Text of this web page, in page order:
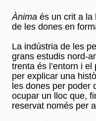
Ànima és un crit a la
de les dones en
La indústria de les
grans estudis nord-
trenta és l’entorn i
per explicar una
les dones per poder
ocupar un lloc que,
reservat només per